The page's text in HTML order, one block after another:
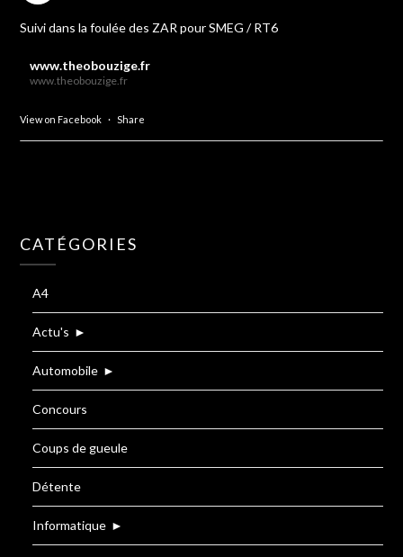
Suivi dans la foulée des ZAR pour SMEG / RT6
www.theobouzige.fr
www.theobouzige.fr
View on Facebook · Share
CATÉGORIES
A4
Actu's ►
Automobile ►
Concours
Coups de gueule
Détente
Informatique ►